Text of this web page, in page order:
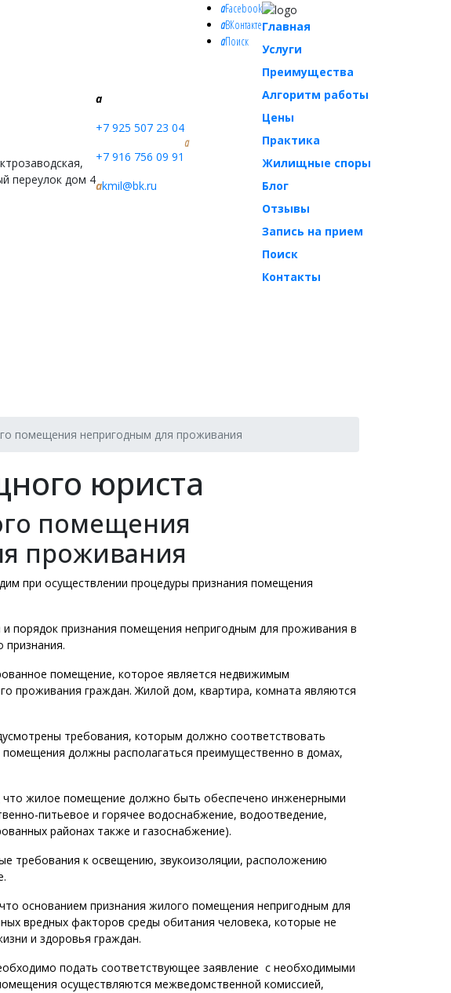
переулок дом 4
a
+7 925 507 23 04
+7 916 756 09 91
akmil@bk.ru
a
aFacebook
aВКонтакте
aПоиск
Главная
Услуги
Преимущества
Алгоритм работы
Цены
Практика
Жилищные споры
Блог
Отзывы
Запись на прием
Поиск
Контакты
помещения непригодным для проживания
юриста
помещения
проживания
при осуществлении процедуры признания помещения
порядок признания помещения непригодным для проживания в
признания.
помещение, которое является недвижимым
проживания граждан. Жилой дом, квартира, комната являются
требования, которым должно соответствовать
должны располагаться преимущественно в домах,
жилое помещение должно быть обеспечено инженерными
питьевое и горячее водоснабжение, водоотведение,
районах также и газоснабжение).
требования к освещению, звукоизоляции, расположению
основанием признания жилого помещения непригодным для
вредных факторов среды обитания человека, которые не
и здоровья граждан.
подать соответствующее заявление с необходимыми
осуществляются межведомственной комиссией,